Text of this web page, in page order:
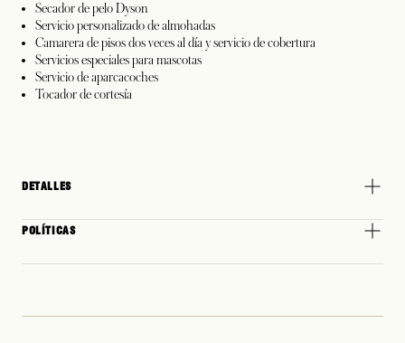
Secador de pelo Dyson
Servicio personalizado de almohadas
Camarera de pisos dos veces al día y servicio de cobertura
Servicios especiales para mascotas
Servicio de aparcacoches
Tocador de cortesía
DETALLES
POLÍTICAS